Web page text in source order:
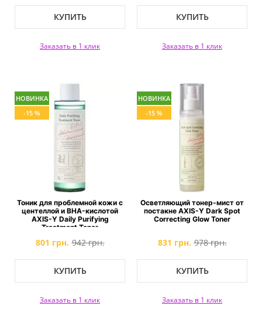
КУПИТЬ
Заказать в 1 клик
КУПИТЬ
Заказать в 1 клик
НОВИНКА
-15 %
Тоник для проблемной кожи с
центеллой и BHA-кислотой
AXIS-Y Daily Purifying
Treatment Toner
801 грн. 942 грн.
КУПИТЬ
Заказать в 1 клик
НОВИНКА
-15 %
Осветляющий тонер-мист от
постакне AXIS-Y Dark Spot
Correcting Glow Toner
831 грн. 978 грн.
КУПИТЬ
Заказать в 1 клик